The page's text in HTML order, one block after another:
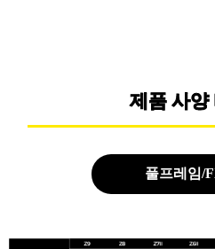
제품 사양
풀프레임/